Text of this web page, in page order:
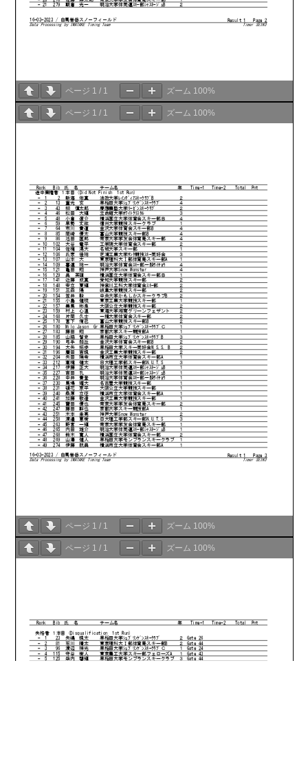
ページ 1 / 1 ズーム 100%
ページ 1 / 1 ズーム 100%
ページ 1 / 1 ズーム 100%
ページ 1 / 1 ズーム 100%